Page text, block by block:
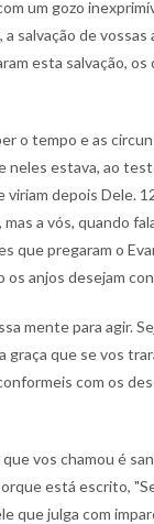
um gozo
salvação de
esta salvação, os
o tempo e as
neles estava, ao
viriam depois Dele.
mas a vós, quando
que pregaram o
os anjos desejam
mente para agir.
graça que se vos
com os
vos chamou é
está escrito,
que julga com